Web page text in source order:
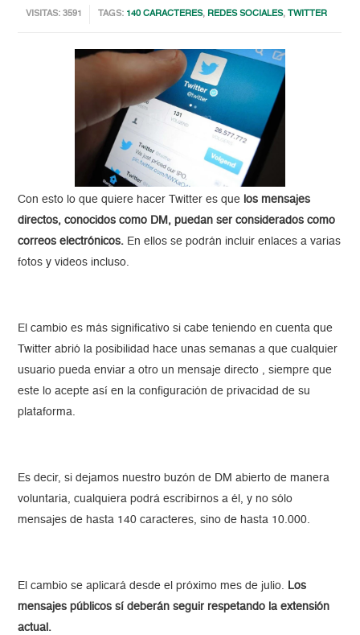
VISITAS: 3591 TAGS: 140 CARACTERES, REDES SOCIALES, TWITTER
Con esto lo que quiere hacer Twitter es que los mensajes
directos, conocidos como DM, puedan ser considerados como
correos electrónicos. En ellos se podrán incluir enlaces a varias
fotos y videos incluso.
El cambio es más significativo si cabe teniendo en cuenta que
Twitter abrió la posibilidad hace unas semanas a que cualquier
usuario pueda enviar a otro un mensaje directo , siempre que
este lo acepte así en la configuración de privacidad de su
plataforma.
Es decir, si dejamos nuestro buzón de DM abierto de manera
voluntaria, cualquiera podrá escribirnos a él, y no sólo
mensajes de hasta 140 caracteres, sino de hasta 10.000.
El cambio se aplicará desde el próximo mes de julio. Los
mensajes públicos sí deberán seguir respetando la extensión
actual.